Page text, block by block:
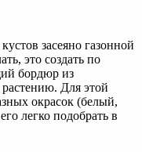
засеяно газонной
это создать по
бордюр из
Для этой
окрасок (белый,
легко подобрать в